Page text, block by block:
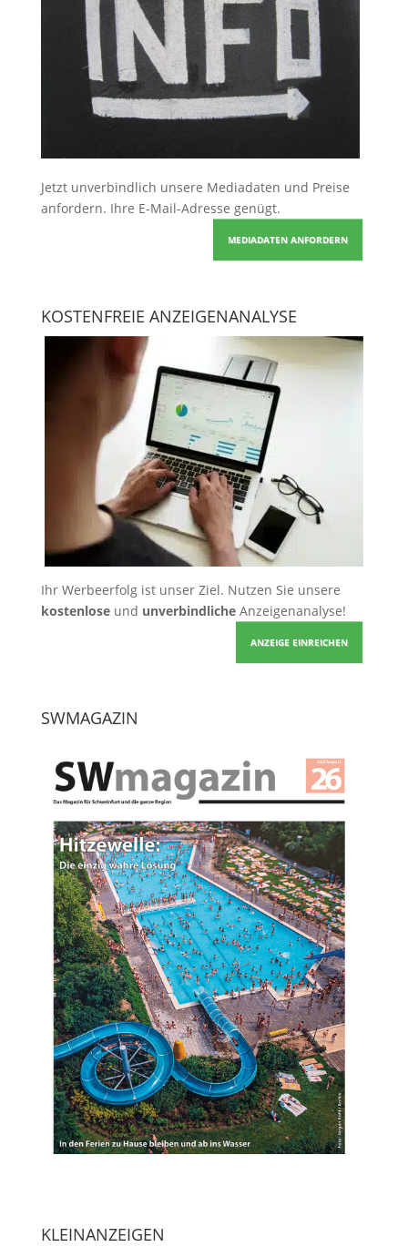
Jetzt unverbindlich unsere Mediadaten und Preise
anfordern. Ihre E-Mail-Adresse genügt.
MEDIADATEN ANFORDERN
KOSTENFREIE ANZEIGENANALYSE
Ihr Werbeerfolg ist unser Ziel. Nutzen Sie unsere
kostenloseund unverbindlicheAnzeigenanalyse!
ANZEIGE EINREICHEN
SWMAGAZIN
KLEINANZEIGEN